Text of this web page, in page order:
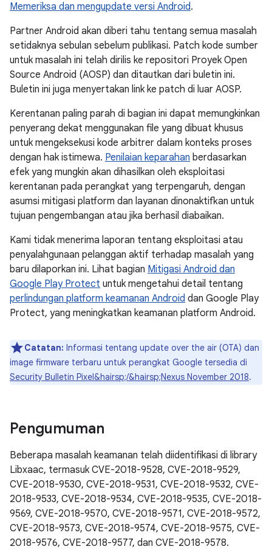
Memeriksa dan mengupdate versi Android.
Partner Android akan diberi tahu tentang semua masalah
setidaknya sebulan sebelum publikasi. Patch kode sumber
untuk masalah ini telah dirilis ke repositori Proyek Open
Source Android (AOSP) dan ditautkan dari buletin ini.
Buletin ini juga menyertakan link ke patch di luar AOSP.
Kerentanan paling parah di bagian ini dapat memungkinkan
penyerang dekat menggunakan file yang dibuat khusus
untuk mengeksekusi kode arbitrer dalam konteks proses
dengan hak istimewa. Penilaian keparahan berdasarkan
efek yang mungkin akan dihasilkan oleh eksploitasi
kerentanan pada perangkat yang terpengaruh, dengan
asumsi mitigasi platform dan layanan dinonaktifkan untuk
tujuan pengembangan atau jika berhasil diabaikan.
Kami tidak menerima laporan tentang eksploitasi atau
penyalahgunaan pelanggan aktif terhadap masalah yang
baru dilaporkan ini. Lihat bagian Mitigasi Android dan
Google Play Protect untuk mengetahui detail tentang
perlindungan platform keamanan Android dan Google Play
Protect, yang meningkatkan keamanan platform Android.
Catatan: Informasi tentang update over the air (OTA) dan
image firmware terbaru untuk perangkat Google tersedia di
Security Bulletin Pixel&hairsp;/&hairsp;Nexus November 2018.
Pengumuman
Beberapa masalah keamanan telah diidentifikasi di library
Libxaac, termasuk CVE-2018-9528, CVE-2018-9529,
CVE-2018-9530, CVE-2018-9531, CVE-2018-9532, CVE-
2018-9533, CVE-2018-9534, CVE-2018-9535, CVE-2018-
9569, CVE-2018-9570, CVE-2018-9571, CVE-2018-9572,
CVE-2018-9573, CVE-2018-9574, CVE-2018-9575, CVE-
2018-9576, CVE-2018-9577, dan CVE-2018-9578.